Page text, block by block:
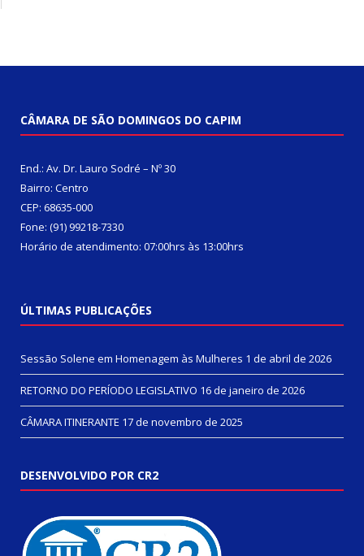
CÂMARA DE SÃO DOMINGOS DO CAPIM
End.: Av. Dr. Lauro Sodré – Nº 30
Bairro: Centro
CEP: 68635-000
Fone: (91) 99218-7330
Horário de atendimento: 07:00hrs às 13:00hrs
ÚLTIMAS PUBLICAÇÕES
Sessão Solene em Homenagem às Mulheres 1 de abril de 2026
RETORNO DO PERÍODO LEGISLATIVO 16 de janeiro de 2026
CÂMARA ITINERANTE 17 de novembro de 2025
DESENVOLVIDO POR CR2